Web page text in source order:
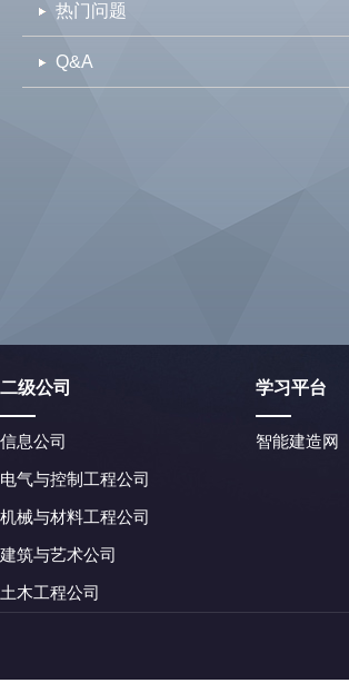
热门问题
Q&A
二级公司
信息公司
电气与控制工程公司
机械与材料工程公司
建筑与艺术公司
土木工程公司
学习平台
智能建造网